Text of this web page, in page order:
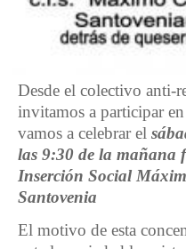
Desde el colectivo anti-
invitamos a participar
vamos a celebrar el
las 9:30 de la mañana
Inserción Social
Santovenia
El motivo de esta